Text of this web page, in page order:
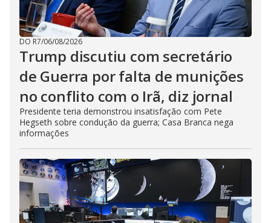
DO R7/06/08/2026
Trump discutiu com secretário
de Guerra por falta de munições
no conflito com o Irã, diz jornal
Presidente teria demonstrou insatisfação com Pete
Hegseth sobre condução da guerra; Casa Branca nega
informações